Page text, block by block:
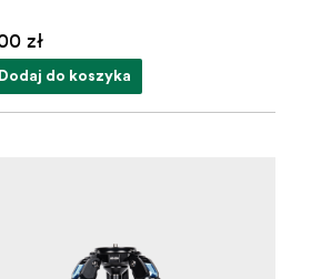
zł
Dodaj do koszyka